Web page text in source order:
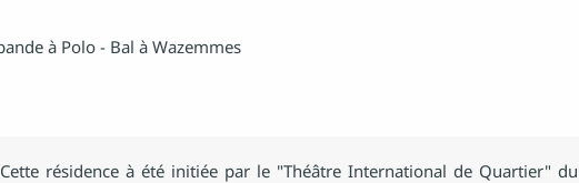
Cette résidence à été initiée par le "Théâtre International de Quartier" du